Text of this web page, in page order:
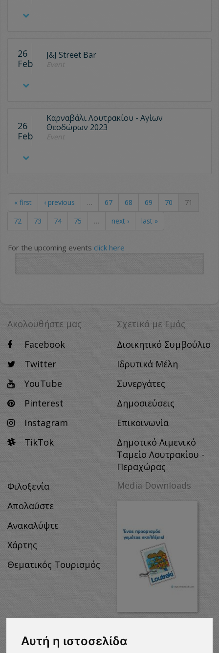
Αυτή η ιστοσελίδα
26
Feb
J&J Street Bar
Event
26
Feb
Καρναβάλι Λουτρακίου - Αγίων
Θεοδώρων 2023
Event
« first ‹ previous … 67 68 69 70
71
72
73 74 75 … next › last »
For the upcoming events click here
Ακολουθήστε μας
Facebook
Twitter
YouTube
Pinterest
Instagram
TikTok
Σχετικά με Eμάς
Διοικητικό Συμβούλιο
Ιδρυτικά Μέλη
Συνεργάτες
Δημοσιεύσεις
Επικοινωνία
Δημοτικό Λιμενικό
Ταμείο Λουτρακίου -
Περαχώρας
Φιλοξενία
Απολαύστε
Ανακαλύψτε
Χάρτης
Θεματικός Τουρισμός
Media Downloads